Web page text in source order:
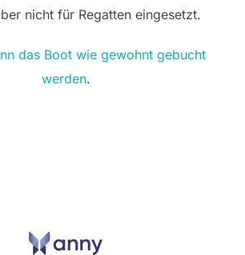
nicht für Regatten eingesetzt.
das Boot wie gewohnt gebucht
werden.